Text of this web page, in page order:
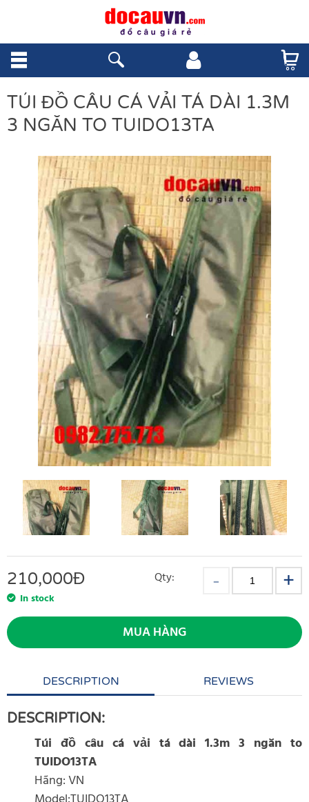
TÚI ĐỒ CÂU CÁ VẢI TÁ DÀI 1.3M
3 NGĂN TO TUIDO13TA
210,000Đ
In stock
Qty:
MUA HÀNG
DESCRIPTION REVIEWS
DESCRIPTION:
Túi đồ câu cá vải tá dài 1.3m 3 ngăn to
TUIDO13TA
Hãng: VN